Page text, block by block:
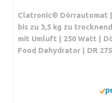
Clatronic® Dörrautomat
bis zu 3,5 kg zu
mit Umluft | 250 Watt |
Food Dehydrator | DR